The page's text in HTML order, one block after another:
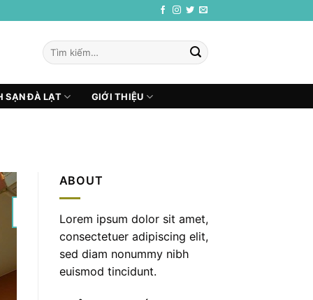
Tìm
kiếm:
SẠN ĐÀ LẠT GIỚI THIỆU
ABOUT
Lorem ipsum dolor sit amet,
consectetuer adipiscing elit,
sed diam nonummy nibh
euismod tincidunt.